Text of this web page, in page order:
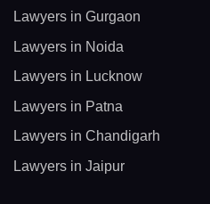
Lawyers in Gurgaon
Lawyers in Noida
Lawyers in Lucknow
Lawyers in Patna
Lawyers in Chandigarh
Lawyers in Jaipur